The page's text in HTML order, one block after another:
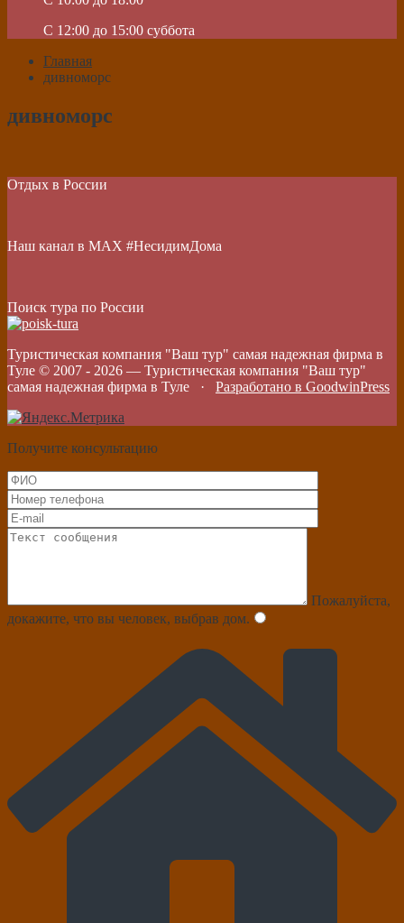
C 12:00 до 15:00 суббота
Главная
дивноморс
дивноморс
Отдых в России
Наш канал в МАХ #НесидимДома
Поиск тура по России
Туристическая компания "Ваш тур" самая надежная фирма в
Туле © 2007 - 2026 — Туристическая компания "Ваш тур"
самая надежная фирма в Туле · Разработано в GoodwinPress
Получите консультацию
Пожалуйста,
докажите, что вы человек, выбрав дом.